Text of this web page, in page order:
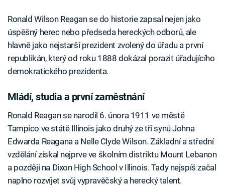
Ronald Wilson Reagan se do historie zapsal nejen jako
úspěšný herec nebo předseda hereckých odborů, ale
hlavně jako nejstarší prezident zvolený do úřadu a první
republikán, který od roku 1888 dokázal porazit úřadujícího
demokratického prezidenta.
Mládí, studia a první zaměstnání
Ronald Reagan se narodil 6. února 1911 ve městě
Tampico ve státě Illinois jako druhý ze tří synů Johna
Edwarda Reagana a Nelle Clyde Wilson. Základní a střední
vzdělání získal nejprve ve školním distriktu Mount Lebanon
a později na Dixon High School v Illinois. Tady nejspíš začal
naplno rozvíjet svůj vypravěčský a herecký talent.